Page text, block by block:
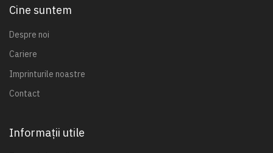
Cine suntem
Despre noi
Cariere
Imprinturile noastre
Contact
Informații utile